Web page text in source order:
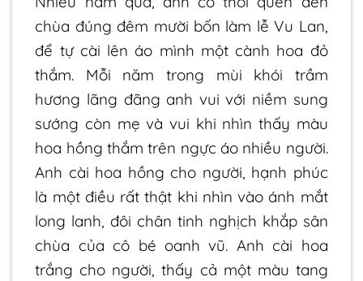
chùa đúng đêm mười bốn làm lễ Vu Lan,
để tự cài lên áo mình một cành hoa đỏ
thắm. Mỗi năm trong mùi khói trầm
hương lãng đãng anh vui với niềm sung
sướng còn mẹ và vui khi nhìn thấy màu
hoa hồng thắm trên ngực áo nhiều người.
Anh cài hoa hồng cho người, hạnh phúc
là một điều rất thật khi nhìn vào ánh mắt
long lanh, đôi chân tinh nghịch khắp sân
chùa của cô bé oanh vũ. Anh cài hoa
trắng cho người, thấy cả một màu tang